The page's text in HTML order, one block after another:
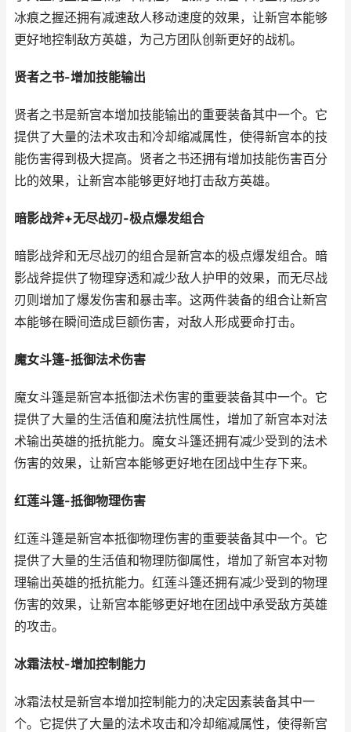
冰痕之握还拥有减速敌人移动速度的效果，让新宫本能够
更好地控制敌方英雄，为己方团队创新更好的战机。
贤者之书-增加技能输出
贤者之书是新宫本增加技能输出的重要装备其中一个。它
提供了大量的法术攻击和冷却缩减属性，使得新宫本的技
能伤害得到极大提高。贤者之书还拥有增加技能伤害百分
比的效果，让新宫本能够更好地打击敌方英雄。
暗影战斧+无尽战刃-极点爆发组合
暗影战斧和无尽战刃的组合是新宫本的极点爆发组合。暗
影战斧提供了物理穿透和减少敌人护甲的效果，而无尽战
刃则增加了爆发伤害和暴击率。这两件装备的组合让新宫
本能够在瞬间造成巨额伤害，对敌人形成要命打击。
魔女斗篷-抵御法术伤害
魔女斗篷是新宫本抵御法术伤害的重要装备其中一个。它
提供了大量的生活值和魔法抗性属性，增加了新宫本对法
术输出英雄的抵抗能力。魔女斗篷还拥有减少受到的法术
伤害的效果，让新宫本能够更好地在团战中生存下来。
红莲斗篷-抵御物理伤害
红莲斗篷是新宫本抵御物理伤害的重要装备其中一个。它
提供了大量的生活值和物理防御属性，增加了新宫本对物
理输出英雄的抵抗能力。红莲斗篷还拥有减少受到的物理
伤害的效果，让新宫本能够更好地在团战中承受敌方英雄
的攻击。
冰霜法杖-增加控制能力
冰霜法杖是新宫本增加控制能力的决定因素装备其中一
个。它提供了大量的法术攻击和冷却缩减属性，使得新宫